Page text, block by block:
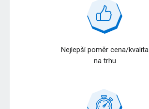
Nejlepší poměr cena/kvalita
na trhu